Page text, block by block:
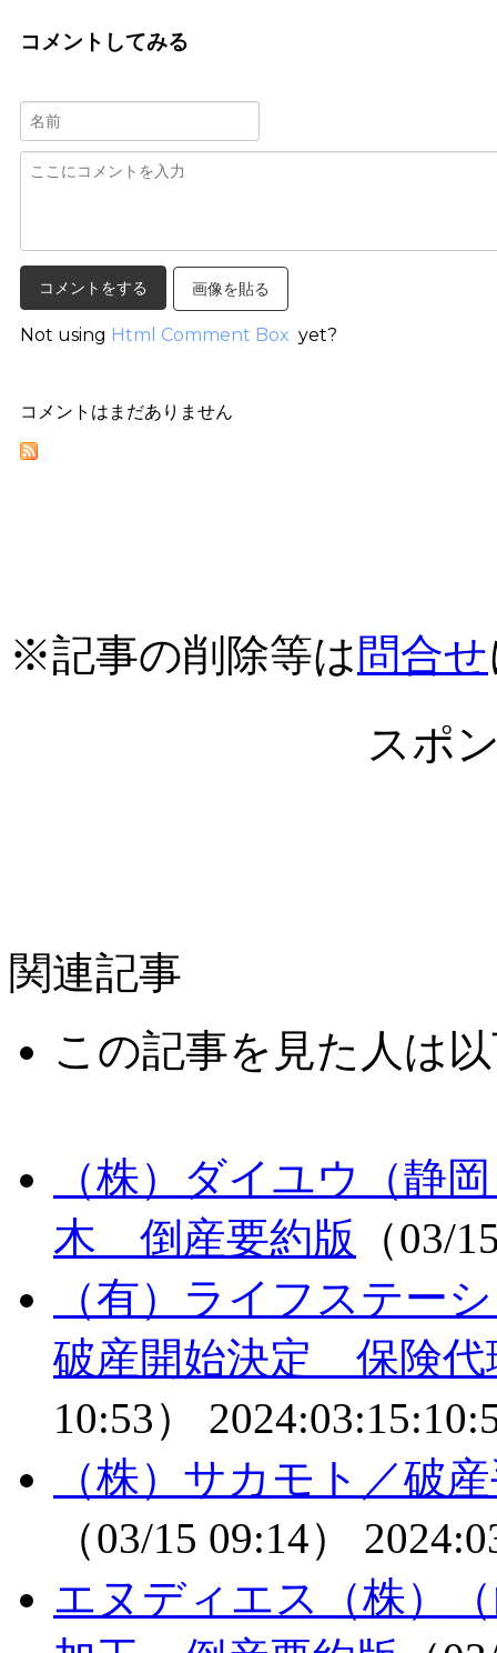
コメントしてみる
画像を貼る
Not using Html Comment Box yet?
コメントはまだありません
※記事の削除等は 問合せ
スポ
関連記事
この記事を見た人は
（株）ダイユウ（静
木 倒産要約版 （03/
（有）ライフステー
破産開始決定 保険
10:53）
（株）サカモト／破
（03/15 09:14）
エヌディエス（株）